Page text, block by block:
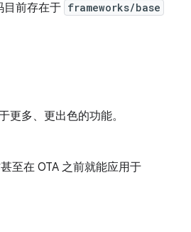
目前存在于 frameworks/base
更多、更出色的功能。
至在 OTA 之前就能应用于